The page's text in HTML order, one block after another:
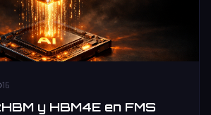
16
y HBM4E en FMS